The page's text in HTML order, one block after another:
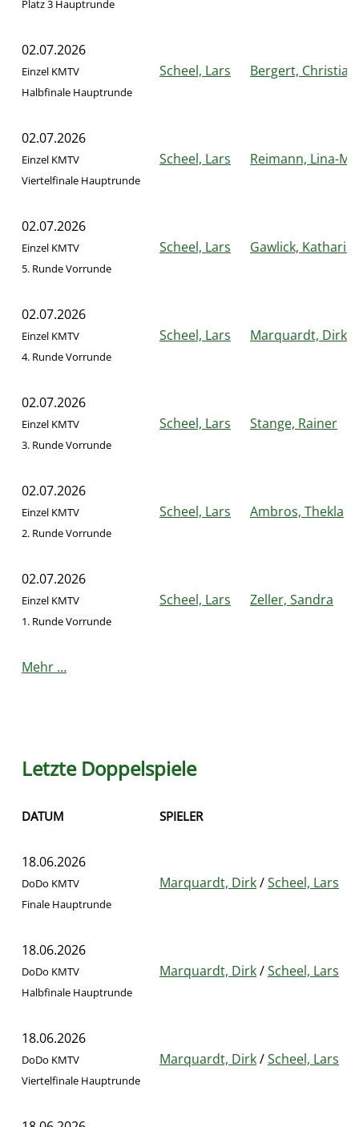
Platz 3 Hauptrunde
02.07.2026
Einzel KMTV
Halbfinale Hauptrunde
Scheel, Lars Bergert, Christian
02.07.2026
Einzel KMTV
Viertelfinale Hauptrunde
Scheel, Lars Reimann, Lina-
02.07.2026
Einzel KMTV
5. Runde Vorrunde
Scheel, Lars Gawlick,
02.07.2026
Einzel KMTV
4. Runde Vorrunde
Scheel, Lars Marquardt, Dirk
02.07.2026
Einzel KMTV
3. Runde Vorrunde
Scheel, Lars Stange, Rainer
02.07.2026
Einzel KMTV
2. Runde Vorrunde
Scheel, Lars Ambros, Thekla
02.07.2026
Einzel KMTV
1. Runde Vorrunde
Scheel, Lars Zeller, Sandra
Mehr …
Letzte Doppelspiele
DATUM SPIELER
18.06.2026
DoDo KMTV
Finale Hauptrunde
Marquardt, Dirk/Scheel, Lars
18.06.2026
DoDo KMTV
Halbfinale Hauptrunde
Marquardt, Dirk/Scheel, Lars
18.06.2026
DoDo KMTV
Viertelfinale Hauptrunde
Marquardt, Dirk/Scheel, Lars